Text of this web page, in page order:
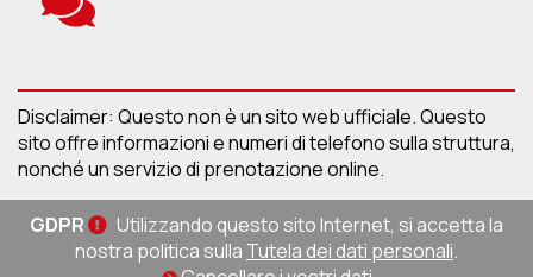
Disclaimer: Questo non è un sito web ufficiale. Questo
sito offre informazioni e numeri di telefono sulla struttura,
nonché un servizio di prenotazione online.
GDPR
Utilizzando questo sito Internet, si accetta la
nostra politica sulla Tutela dei dati personali.